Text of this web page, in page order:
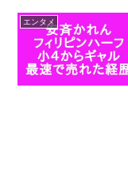
エンタメ